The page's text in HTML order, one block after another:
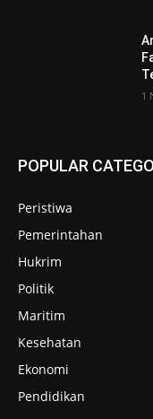
1
POPULAR
Peristiwa
Pemerintahan
Hukrim
Politik
Maritim
Kesehatan
Ekonomi
Pendidikan